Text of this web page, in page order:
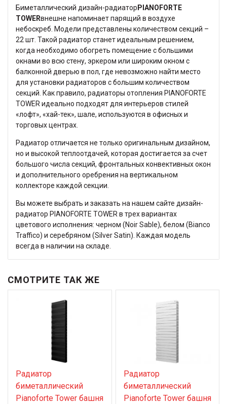
Биметаллический дизайн-радиатор PIANOFORTE
TOWERвнешне напоминает парящий в воздухе
небоскреб. Модели представлены количеством секций –
22 шт. Такой радиатор станет идеальным решением,
когда необходимо обогреть помещение с большими
окнами во всю стену, эркером или широким окном с
балконной дверью в пол, где невозможно найти место
для установки радиаторов с большим количеством
секций. Как правило, радиаторы отопления PIANOFORTE
TOWER идеально подходят для интерьеров стилей
«лофт», «хай-тек», шале, используются в офисных и
торговых центрах.
Радиатор отличается не только оригинальным дизайном,
но и высокой теплоотдачей, которая достигается за счет
большого числа секций, фронтальных конвективных окон
и дополнительного оребрения на вертикальном
коллекторе каждой секции.
Вы можете выбрать и заказать на нашем сайте дизайн-
радиатор PIANOFORTE TOWER в трех вариантах
цветового исполнения: черном (Noir Sable), белом (Bianco
Traffico) и серебряном (Silver Satin). Каждая модель
всегда в наличии на складе.
СМОТРИТЕ ТАК ЖЕ
Радиатор
биметаллический
Pianoforte Tower башня
Радиатор
биметаллический
Pianoforte Tower башня